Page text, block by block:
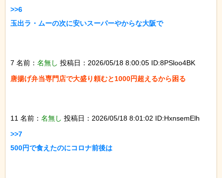
>>6
玉出ラ・ムーの次に安いスーパーやからな大阪で
7 名前： 名無し 投稿日：2026/05/18 8:00:05 ID:8PSloo4BK
唐揚げ弁当専門店で大盛り頼むと1000円超えるから困る
11 名前： 名無し 投稿日：2026/05/18 8:01:02 ID:HxnsemElh
>>7
500円で食えたのにコロナ前後は